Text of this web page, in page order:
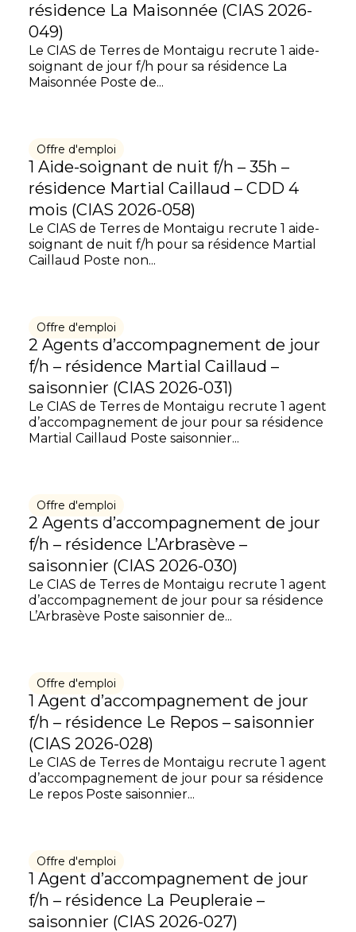
résidence La Maisonnée (CIAS 2026-
049)
Le CIAS de Terres de Montaigu recrute 1 aide-
soignant de jour f/h pour sa résidence La
Maisonnée Poste de...
Offre d'emploi
1 Aide-soignant de nuit f/h – 35h –
résidence Martial Caillaud – CDD 4
mois (CIAS 2026-058)
Le CIAS de Terres de Montaigu recrute 1 aide-
soignant de nuit f/h pour sa résidence Martial
Caillaud Poste non...
Offre d'emploi
2 Agents d’accompagnement de jour
f/h – résidence Martial Caillaud –
saisonnier (CIAS 2026-031)
Le CIAS de Terres de Montaigu recrute 1 agent
d’accompagnement de jour pour sa résidence
Martial Caillaud Poste saisonnier...
Offre d'emploi
2 Agents d’accompagnement de jour
f/h – résidence L’Arbrasève –
saisonnier (CIAS 2026-030)
Le CIAS de Terres de Montaigu recrute 1 agent
d’accompagnement de jour pour sa résidence
L’Arbrasève Poste saisonnier de...
Offre d'emploi
1 Agent d’accompagnement de jour
f/h – résidence Le Repos – saisonnier
(CIAS 2026-028)
Le CIAS de Terres de Montaigu recrute 1 agent
d’accompagnement de jour pour sa résidence
Le repos Poste saisonnier...
Offre d'emploi
1 Agent d’accompagnement de jour
f/h – résidence La Peupleraie –
saisonnier (CIAS 2026-027)